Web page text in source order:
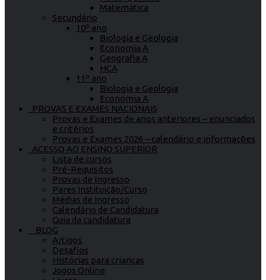
Matemática
Secundário
10º ano
Biologia e Geologia
Economia A
Geografia A
HCA
11º ano
Biologia e Geologia
Economia A
PROVAS E EXAMES NACIONAIS
Provas e Exames de anos anteriores – enunciados
e critérios
Provas e Exames 2026 – calendário e informações
ACESSO AO ENSINO SUPERIOR
Lista de cursos
Pré-Requisitos
Provas de Ingresso
Pares Instituição/Curso
Médias de Ingresso
Calendário de Candidatura
Guia da candidatura
BLOG
Artigos
Desafios
Histórias para crianças
Jogos Online